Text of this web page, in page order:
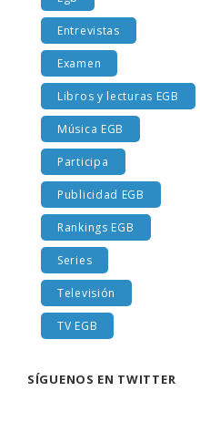
Egb
Entrevistas
Examen
Libros y lecturas EGB
Música EGB
Participa
Publicidad EGB
Rankings EGB
Series
Televisión
TV EGB